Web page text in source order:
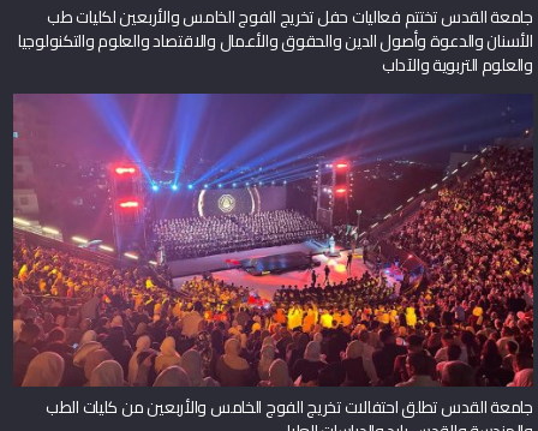
جامعة القدس تختتم فعاليات حفل تخريج الفوج الخامس والأربعين لكليات طب
الأسنان والدعوة وأصول الدين والحقوق والأعمال والاقتصاد والعلوم والتكنولوجيا
والعلوم التربوية والآداب
جامعة القدس تطلق احتفالات تخريج الفوج الخامس والأربعين من كليات الطب